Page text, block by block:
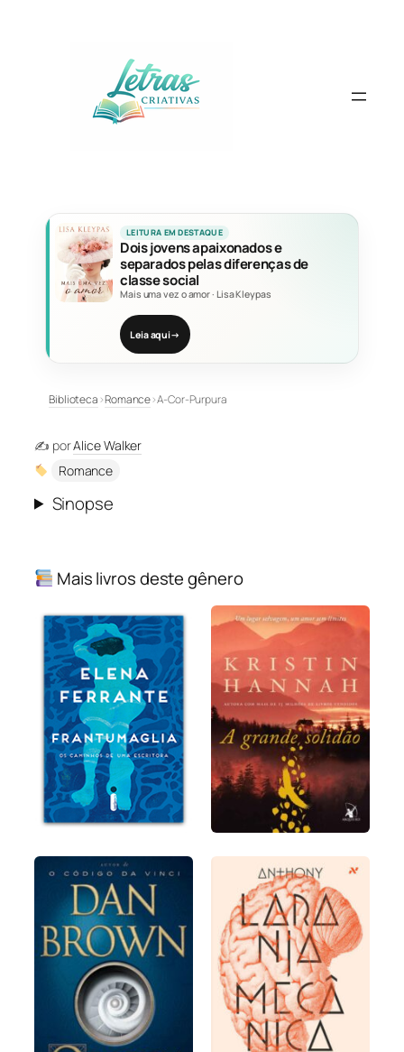
LEITURA EM DESTAQUE
Dois jovens apaixonados e
separados pelas diferenças de
classe social
Mais uma vez o amor· Lisa Kleypas
Leia aqui→
Biblioteca›Romance›A-Cor-Purpura
✍️ porAlice Walker
Romance
Sinopse
Mais livros deste gênero